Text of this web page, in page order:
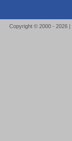
Copyright © 2000 - 2026